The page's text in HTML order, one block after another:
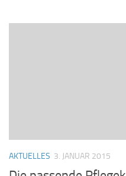
AKTUELLES 3. JANUAR 2015